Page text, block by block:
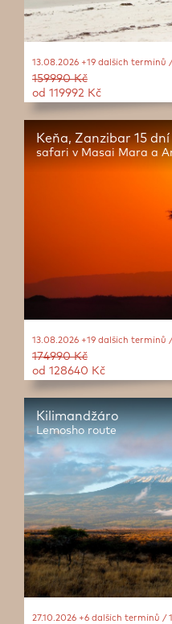
13.08.2026 +19 dalších termínů
159990 Kč
od 119992 Kč
Keňa, Zanzibar 15 dní
safari v Masai Mara a
13.08.2026 +19 dalších termínů
174990 Kč
od 128640 Kč
Kilimandžáro
Lemosho route
27.10.2026 +6 dalších termínů /